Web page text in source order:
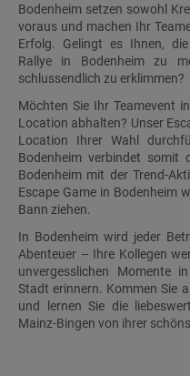
Bodenheim setzen sowohl
voraus und machen Ihr
Erfolg. Gelingt es Ihnen,
Rallye in Bodenheim zu
schlussendlich zu erklimmen?
Möchten Sie Ihr Teamevent
Location abhalten? Unser
Location Ihrer Wahl
Bodenheim verbindet somit
Bodenheim mit der Trend-
Escape Game in Bodenheim
Bann ziehen.
In Bodenheim wird jeder
Abenteuer – Ihre Kollegen
unvergesslichen Momente
Stadt erinnern. Kommen Sie
und lernen Sie die
Mainz-Bingen von ihrer